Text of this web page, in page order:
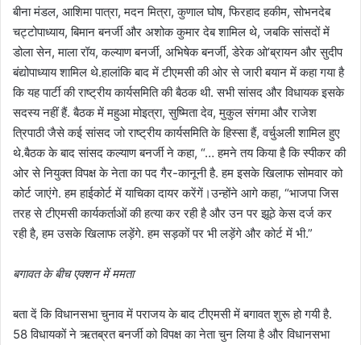
बीना मंडल, आशिमा पात्रा, मदन मित्रा, कुणाल घोष, फिरहाद हकीम, सोभनदेब
चट्टोपाध्याय, बिमान बनर्जी और अशोक कुमार देब शामिल थे, जबकि सांसदों में
डोला सेन, माला रॉय, कल्याण बनर्जी, अभिषेक बनर्जी, डेरेक ओ’ब्रायन और सुदीप
बंद्योपाध्याय शामिल थे.हालांकि बाद में टीएमसी की ओर से जारी बयान में कहा गया है
कि यह पार्टी की राष्ट्रीय कार्यसमिति की बैठक थी. सभी सांसद और विधायक इसके
सदस्य नहीं हैं. बैठक में महुआ मोइत्रा, सुष्मिता देव, मुकुल संगमा और राजेश
त्रिपाठी जैसे कई सांसद जो राष्ट्रीय कार्यसमिति के हिस्सा हैं, वर्चुअली शामिल हुए
थे.बैठक के बाद सांसद कल्याण बनर्जी ने कहा, “… हमने तय किया है कि स्पीकर की
ओर से नियुक्त विपक्ष के नेता का पद गैर-कानूनी है. हम इसके खिलाफ सोमवार को
कोर्ट जाएंगे. हम हाईकोर्ट में याचिका दायर करेंगें।उन्होंने आगे कहा, “भाजपा जिस
तरह से टीएमसी कार्यकर्ताओं की हत्या कर रही है और उन पर झूठे केस दर्ज कर
रही है, हम उसके खिलाफ लड़ेंगे. हम सड़कों पर भी लड़ेंगे और कोर्ट में भी.”
बगावत के बीच एक्शन में ममता
बता दें कि विधानसभा चुनाव में पराजय के बाद टीएमसी में बगावत शुरू हो गयी है.
58 विधायकों ने ऋतब्रत बनर्जी को विपक्ष का नेता चुन लिया है और विधानसभा